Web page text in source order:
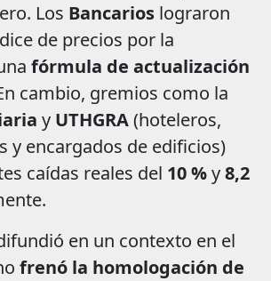
Los Bancarios lograron
de precios por la
fórmula de actualización
cambio, gremios como la
y UTHGRA(hoteleros,
y encargados de edificios)
caídas reales del 10 %y8,2
en un contexto en el
frenó la homologación de